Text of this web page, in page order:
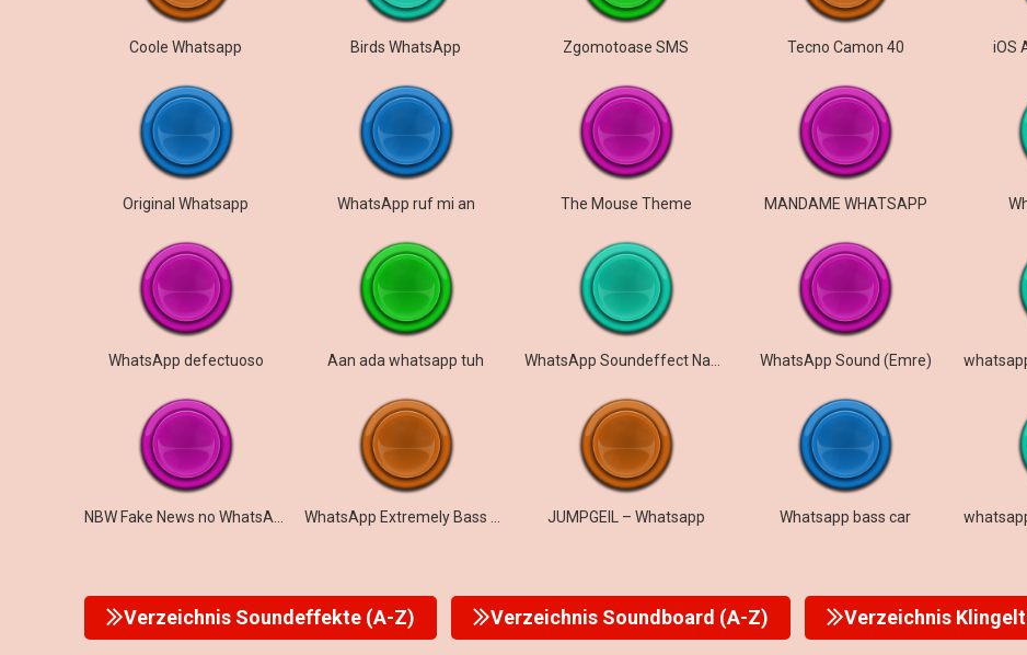
Coole Whatsapp Birds WhatsApp Zgomotoase SMS Tecno Camon 40 iOS
Original Whatsapp WhatsApp ruf mi an The Mouse Theme MANDAME WHATSAPP
WhatsApp defectuoso Aan ada whatsapp tuh WhatsApp Sound (Emre)
JUMPGEIL – Whatsapp Whatsapp bass car
Verzeichnis Soundeffekte (A-Z) Verzeichnis Soundboard (A-Z) Verzeichnis